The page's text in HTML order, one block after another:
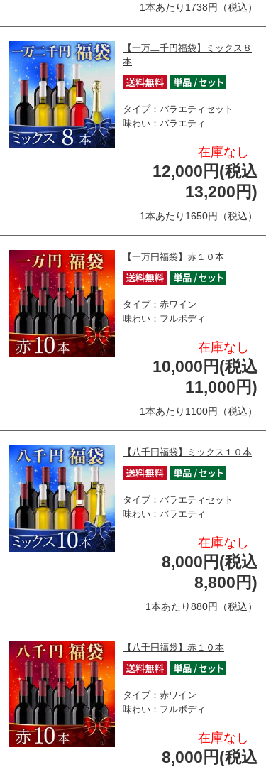
1本あたり1738円（税込）
【一万二千円福袋】ミックス８
本
タイプ：バラエティセット
味わい：バラエティ
在庫なし
12,000円(税込
13,200円)
1本あたり1650円（税込）
【一万円福袋】赤１０本
タイプ：赤ワイン
味わい：フルボディ
在庫なし
10,000円(税込
11,000円)
1本あたり1100円（税込）
【八千円福袋】ミックス１０本
タイプ：バラエティセット
味わい：バラエティ
在庫なし
8,000円(税込
8,800円)
1本あたり880円（税込）
【八千円福袋】赤１０本
タイプ：赤ワイン
味わい：フルボディ
在庫なし
8,000円(税込